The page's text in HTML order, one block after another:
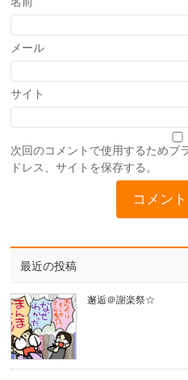
メール
サイト
次回のコメントで使用するためブ
ドレス、サイトを保存する。
最近の投稿
邂逅＠謝楽祭☆